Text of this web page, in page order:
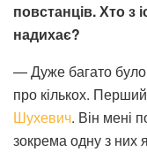
повстанців. Хто з
надихає?
— Дуже багато було
про кількох.
Шухевич. Він мені
зокрема одну з них